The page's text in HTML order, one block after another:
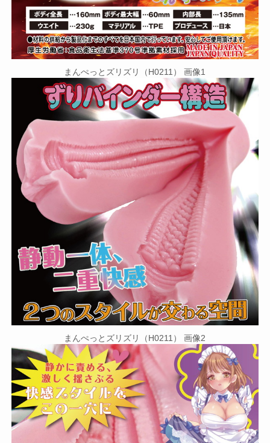
まんぺっとズリズリ（H0211） 画像1
まんぺっとズリズリ（H0211） 画像2